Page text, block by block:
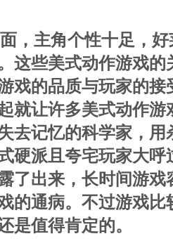
，主角个性十足，
这些美式动作游戏的
戏的品质与玩家的接
就让许多美式动作游
去记忆的科学家，用
硬派且夸宅玩家大呼
了出来，长时间游戏
的通病。不过游戏比
是值得肯定的。